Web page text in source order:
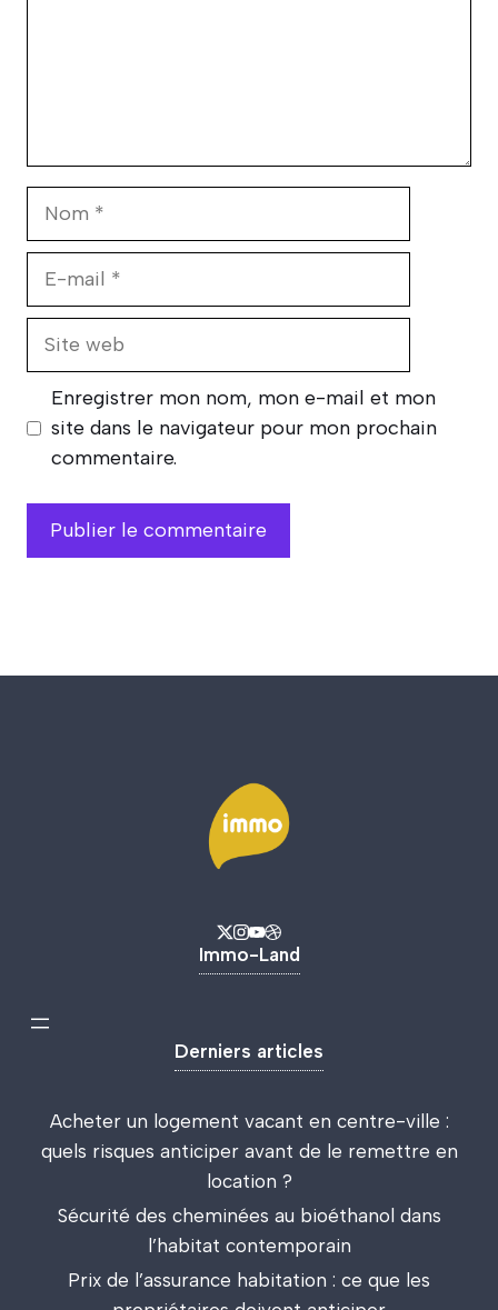
Enregistrer mon nom, mon e-mail et mon
site dans le navigateur pour mon prochain
commentaire.
Immo-Land
Derniers articles
Acheter un logement vacant en centre-ville :
quels risques anticiper avant de le remettre en
location ?
Sécurité des cheminées au bioéthanol dans
l’habitat contemporain
Prix de l’assurance habitation : ce que les